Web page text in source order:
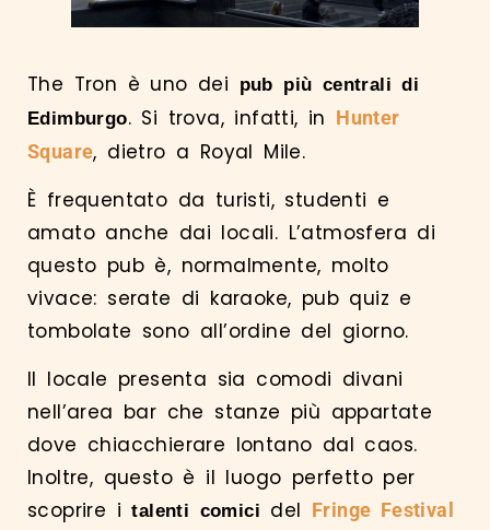
The Tron è uno dei
pub più centrali di
Edimburgo. Si trova, infatti, in Hunter
Square, dietro a Royal Mile.
È frequentato da turisti, studenti e
amato anche dai locali. L’atmosfera di
questo pub è, normalmente, molto
vivace: serate di karaoke, pub quiz e
tombolate sono all’ordine del giorno.
Il locale presenta sia comodi divani
nell’area bar che stanze più appartate
dove chiacchierare lontano dal caos.
Inoltre, questo è il luogo perfetto per
scoprire italenti comici del Fringe Festival